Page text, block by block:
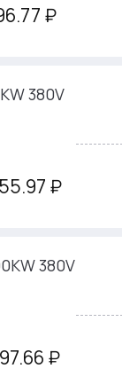
₽
380V
₽
380V
₽